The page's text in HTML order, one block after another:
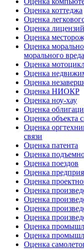
Оценка коттеджа
Оценка
Оценка
Оценка
Оценка
морального вреда
Оценка
Оценка
Оценка
Оценка НИОКР
Оценка ноу-хау
Оценка
Оценка объекта
Оценка
связи
Оценка патента
Оценка
Оценка поездов
Оценка
Оценка
Оценка
Оценка
Оценка
Оценка
Оценка
Оценка
Оценка